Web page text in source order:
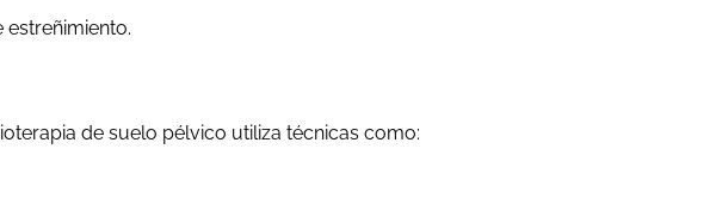
estreñimiento.
de suelo pélvico utiliza técnicas como: